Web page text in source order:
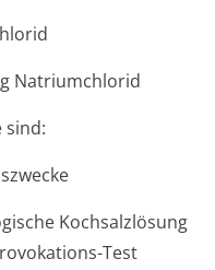
Natriumchlorid
sind:
Kochsalzlösung
Test